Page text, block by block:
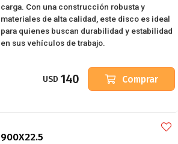
carga. Con una construcción robusta y
materiales de alta calidad, este disco es ideal
para quienes buscan durabilidad y estabilidad
en sus vehículos de trabajo.
USD 140 Comprar
900X22.5